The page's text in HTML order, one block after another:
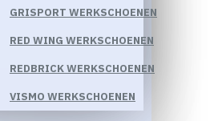
GRISPORT WERKSCHOENEN
RED WING WERKSCHOENEN
REDBRICK WERKSCHOENEN
VISMO WERKSCHOENEN